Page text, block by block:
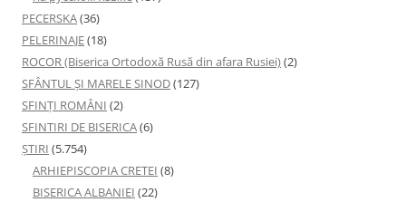
PECERSKA(36)
PELERINAJE(18)
ROCOR (Biserica Ortodoxă Rusă din afara Rusiei)(2)
SFÂNTUL ȘI MARELE SINOD(127)
SFINȚI ROMÂNI (2)
SFINTIRI DE BISERICA(6)
ŞTIRI (5.754)
ARHIEPISCOPIA CRETEI (8)
BISERICA ALBANIEI (22)